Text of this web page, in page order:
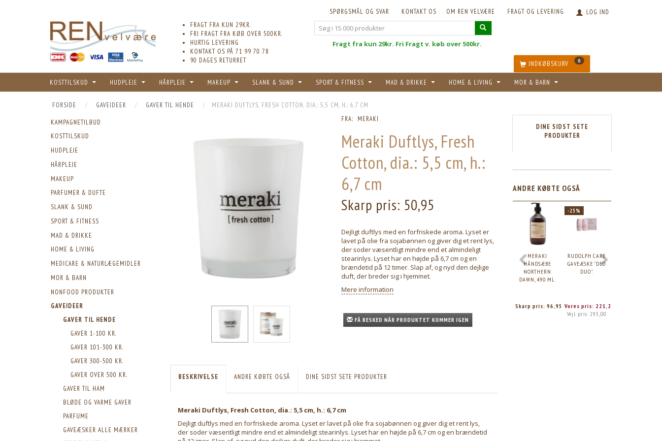
LOG IND
FRAGT OG LEVERING
OM REN VELVÆRE
KONTAKT OS
SPØRGSMÅL OG SVAR
FRAGT FRA KUN 29KR.
FRI FRAGT FRA KØB OVER 500KR.
HURTIG LEVERING
KONTAKT OS PÅ 71 99 70 78
90 DAGES RETURRET
Fragt fra kun 29kr. Fri Fragt v. køb over 500kr.
INDKØBSKURV 0
KOSTTILSKUD HUDPLEJE HÅRPLEJE MAKEUP SLANK & SUND SPORT & FITNESS MAD & DRIKKE HOME & LIVING MOR & BARN
FORSIDE GAVEIDEER GAVER TIL HENDE MERAKI DUFTLYS, FRESH COTTON, DIA.: 5,5 CM, H.: 6,7 CM
KAMPAGNETILBUD
KOSTTILSKUD
HUDPLEJE
HÅRPLEJE
MAKEUP
PARFUMER & DUFTE
SLANK & SUND
SPORT & FITNESS
MAD & DRIKKE
HOME & LIVING
MEDICARE & NATURLÆGEMIDLER
MOR & BARN
NONFOOD PRODUKTER
GAVEIDEER
GAVER TIL HENDE
GAVER 1-100 KR.
GAVER 101-300 KR.
GAVER 300-500 KR.
GAVER OVER 500 KR.
GAVER TIL HAM
BLØDE OG VARME GAVER
PARFUME
GAVEÆSKER ALLE MÆRKER
FRA: MERAKI
Meraki Duftlys, Fresh
Cotton, dia.: 5,5 cm, h.:
6,7 cm
Skarp pris: 50,95
Dejligt duftlys med en forfriskede aroma. Lyset er
lavet på olie fra sojabønnen og giver dig et rent lys,
der soder væsentligt mindre end et almindeligt
stearinlys. Lyset har en højde på 6,7 cm og en
brændetid på 12 timer. Slap af, og nyd den dejlige
duft, der breder sig i hjemmet.
Mere information
FÅ BESKED NÅR PRODUKTET KOMMER IGEN
BESKRIVELSE ANDRE KØBTE OGSÅ DINE SIDST SETE PRODUKTER
Meraki Duftlys, Fresh Cotton, dia.: 5,5 cm, h.: 6,7 cm
Dejligt duftlys med en forfriskede aroma. Lyset er lavet på olie fra sojabønnen og giver dig et rent lys,
der soder væsentligt mindre end et almindeligt stearinlys. Lyset har en højde på 6,7 cm og en brændetid
DINE SIDST SETE
PRODUKTER
ANDRE KØBTE OGSÅ
MERAKI
HÅNDSÆBE
NORTHERN
DAWN, 490 ML.
Skarp pris:96,95
-25%
RUDOLPH CARE
GAVEÆSKE "DEO
DUO".
Vores pris: 221,25
Vejl. pris:295,00